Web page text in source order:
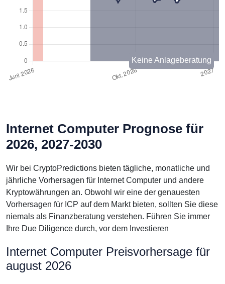
Keine Anlageberatung
Internet Computer Prognose für
2026, 2027-2030
Wir bei CryptoPredictions bieten tägliche, monatliche und
jährliche Vorhersagen für Internet Computer und andere
Kryptowährungen an. Obwohl wir eine der genauesten
Vorhersagen für ICP auf dem Markt bieten, sollten Sie diese
niemals als Finanzberatung verstehen. Führen Sie immer
Ihre Due Diligence durch, vor dem Investieren
Internet Computer Preisvorhersage für
august 2026